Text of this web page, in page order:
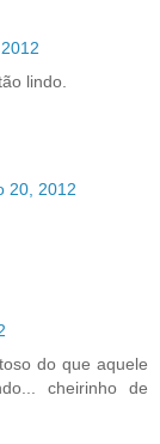
lindo.
20, 2012
do que aquele
cheirinho de